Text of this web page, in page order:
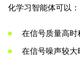
化学习智能体可以：
在信号质量高时
在信号噪声较大